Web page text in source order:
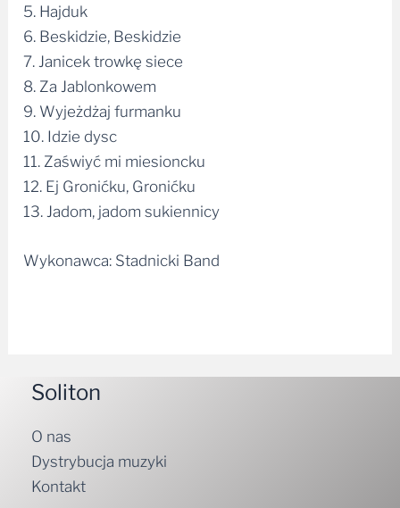
5. Hajduk
6. Beskidzie, Beskidzie
7. Janicek trowkę siece
8. Za Jablonkowem
9. Wyjeżdżaj furmanku
10. Idzie dysc
11. Zaświyć mi miesioncku
12. Ej Gronićku, Gronićku
13. Jadom, jadom sukiennicy
Wykonawca: Stadnicki Band
Soliton
O nas
Dystrybucja muzyki
Kontakt